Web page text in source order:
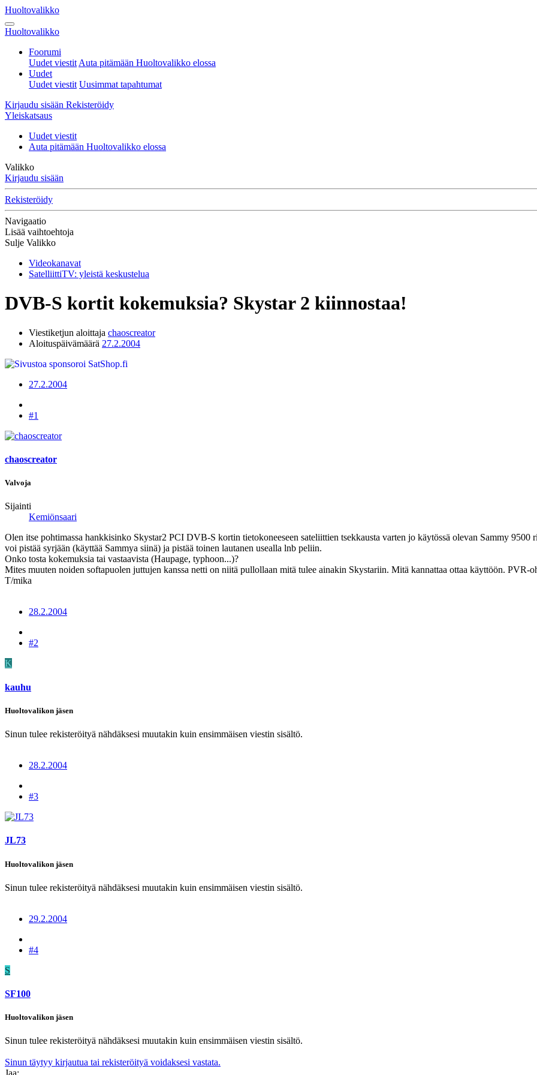
Huoltovalikko
Huoltovalikko
Foorumi
Uudet viestit Auta pitämään Huoltovalikko elossa
Uudet
Uudet viestit Uusimmat tapahtumat
Kirjaudu sisään Rekisteröidy
Yleiskatsaus
Uudet viestit
Auta pitämään Huoltovalikko elossa
Valikko
Kirjaudu sisään
Rekisteröidy
Navigaatio
Lisää vaihtoehtoja
Sulje Valikko
Videokanavat
SatelliittiTV: yleistä keskustelua
DVB-S kortit kokemuksia? Skystar 2 kiinnostaa!
Viestiketjun aloittaja chaoscreator
Aloituspäivämäärä 27.2.2004
27.2.2004
#1
chaoscreator
Valvoja
Sijainti
Kemiönsaari
Olen itse pohtimassa hankkisinko Skystar2 PCI DVB-S kortin tietokoneeseen sateliittien tsekkausta varten jo käytössä olevan Sammy
voi pistää syrjään (käyttää Sammya siinä) ja pistää toinen lautanen usealla lnb peliin.
Onko tosta kokemuksia tai vastaavista (Haupage, typhoon...)?
Mites muuten noiden softapuolen juttujen kanssa netti on niitä pullollaan mitä tulee ainakin Skystariin. Mitä kannattaa ottaa käyttöön. PVR-
T/mika
28.2.2004
#2
K
kauhu
Huoltovalikon jäsen
Sinun tulee rekisteröityä nähdäksesi muutakin kuin ensimmäisen viestin sisältö.
28.2.2004
#3
JL73
Huoltovalikon jäsen
Sinun tulee rekisteröityä nähdäksesi muutakin kuin ensimmäisen viestin sisältö.
29.2.2004
#4
S
SF100
Huoltovalikon jäsen
Sinun tulee rekisteröityä nähdäksesi muutakin kuin ensimmäisen viestin sisältö.
Sinun täytyy kirjautua tai rekisteröityä voidaksesi vastata.